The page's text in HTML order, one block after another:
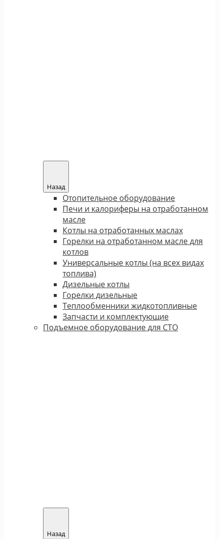
Назад
Отопительное оборудование
Печи и калориферы на отработанном
масле
Котлы на отработанных маслах
Горелки на отработанном масле для
котлов
Универсальные котлы (на всех видах
топлива)
Дизельные котлы
Горелки дизельные
Теплообменники жидкотопливные
Запчасти и комплектующие
Подъемное оборудование для СТО
Назад